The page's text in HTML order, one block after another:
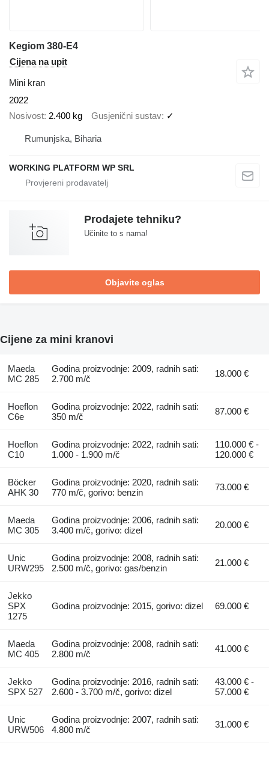
Kegiom 380-E4
Cijena na upit
Mini kran
2022
Nosivost 2.400 kg Gusjenični sustav ✓
Rumunjska, Biharia
WORKING PLATFORM WP SRL
Prodajete tehniku?
Učinite to s nama!
Objavite oglas
Cijene za mini kranovi
Maeda
MC 285
Godina proizvodnje: 2009, radnih sati:
2.700 m/č
18.000 €
Hoeflon
C6e
Godina proizvodnje: 2022, radnih sati:
350 m/č
87.000 €
Hoeflon
C10
Godina proizvodnje: 2022, radnih sati:
1.000 - 1.900 m/č
110.000 € -
120.000 €
Böcker
AHK 30
Godina proizvodnje: 2020, radnih sati:
770 m/č, gorivo: benzin
73.000 €
Maeda
MC 305
Godina proizvodnje: 2006, radnih sati:
3.400 m/č, gorivo: dizel
20.000 €
Unic
URW295
Godina proizvodnje: 2008, radnih sati:
2.500 m/č, gorivo: gas/benzin
21.000 €
Jekko
SPX
1275
Godina proizvodnje: 2015, gorivo: dizel 69.000 €
Maeda
MC 405
Godina proizvodnje: 2008, radnih sati:
2.800 m/č
41.000 €
Jekko
SPX 527
Godina proizvodnje: 2016, radnih sati:
2.600 - 3.700 m/č, gorivo: dizel
43.000 € -
57.000 €
Unic
URW506
Godina proizvodnje: 2007, radnih sati:
4.800 m/č
31.000 €